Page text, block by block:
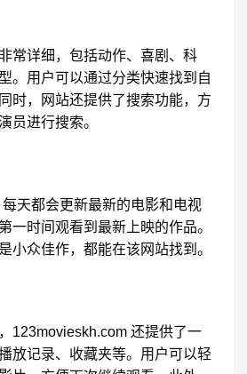
常详细，包括动作、喜剧、科
。用户可以通过分类快速找到自
时，网站还提供了搜索功能，方
员进行搜索。
天都会更新最新的电影和电视
一时间观看到最新上映的作品。
小众佳作，都能在该网站找到。
123movieskh.com 还提供了一
放记录、收藏夹等。用户可以轻